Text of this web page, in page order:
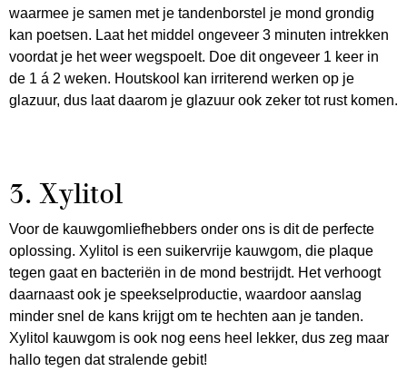
waarmee je samen met je tandenborstel je mond grondig
kan poetsen. Laat het middel ongeveer 3 minuten intrekken
voordat je het weer wegspoelt. Doe dit ongeveer 1 keer in
de 1 á 2 weken. Houtskool kan irriterend werken op je
glazuur, dus laat daarom je glazuur ook zeker tot rust komen.
3. Xylitol
Voor de kauwgomliefhebbers onder ons is dit de perfecte
oplossing. Xylitol is een suikervrije kauwgom, die plaque
tegen gaat en bacteriën in de mond bestrijdt. Het verhoogt
daarnaast ook je speekselproductie, waardoor aanslag
minder snel de kans krijgt om te hechten aan je tanden.
Xylitol kauwgom is ook nog eens heel lekker, dus zeg maar
hallo tegen dat stralende gebit!